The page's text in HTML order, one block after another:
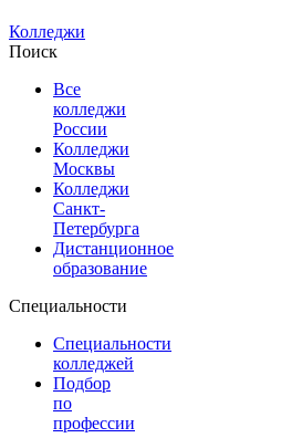
Колледжи
Поиск
Все
колледжи
России
Колледжи
Москвы
Колледжи
Санкт-
Петербурга
Дистанционное
образование
Специальности
Специальности
колледжей
Подбор
по
профессии